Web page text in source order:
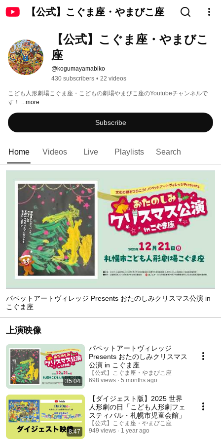
【公式】こぐま座・やまびこ座
【公式】こぐま座・やまびこ
座
@kogumayamabiko
430 subscribers • 22 videos
こども人形劇場こぐま座・こどもの劇場やまびこ座のYoutubeチャンネルで
す！ ...more
Subscribe
Home Videos Live Playlists Search
パペットアートヴィレッジ Presents おたのしみクリスマス公演 in
こぐま座
上演映像
35:04
パペットアートヴィレッジ
Presents おたのしみクリスマス
公演 in こぐま座
【公式】こぐま座・やまびこ座
698 views
5 months ago
8:47
【ダイジェスト版】2025 世界
人形劇の日「こども人形劇フェ
スティバル・札幌市児童会館」
【公式】こぐま座・やまびこ座
949 views
1 year ago